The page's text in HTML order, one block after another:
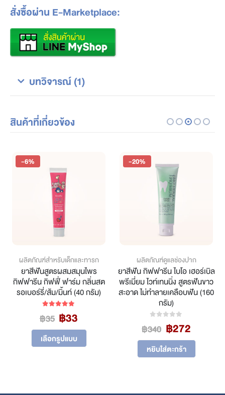
สั่งซื้อผ่าน E-Marketplace:
บทวิจารณ์ (1)
สินค้าที่เกี่ยวข้อง
-6%
ผลิตภัณฑ์สำหรับเด็กและทารก
ยาสีฟันสูตรผสมสมุนไพร
กิฟฟารีน กิฟฟี่ ฟาร์ม กลิ่นสต
รอเบอร์รี่/ส้ม/มิ้นท์ (40 กรัม)
฿35 Original
price
was:
฿35.
฿33
price
฿33.
เลือกรูปแบบ
This product has multiple variants. The options may be chosen on the product page
-20%
ผลิตภัณฑ์ดูแลช่องปาก
ยาสีฟัน กิฟฟารีน ไบโอ เฮอร์เบิล
พรีเมี่ยม ไวท์เทนนิ่ง สูตรฟันขาว
สะอาด ไม่ทำลายเคลือบฟัน (160
กรัม)
฿340 Original
price
was:
฿340.
฿272
price
฿272.
หยิบใส่ตะกร้า